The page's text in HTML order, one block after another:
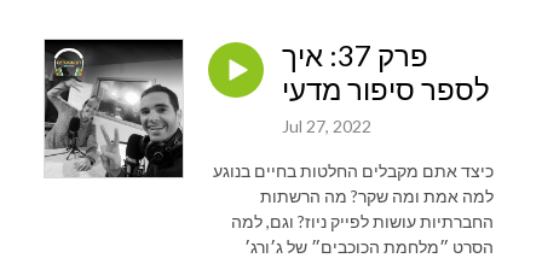
פרק 37: איך
לספר סיפור מדעי
Jul 27, 2022
כיצד אתם מקבלים החלטות בחיים בנוגע
למה אמת ומה שקר? מה הרשתות
החברתיות עושות לפייק ניוז? וגם, למה
הסרט ״מלחמת הכוכבים״ של ג׳ורג׳